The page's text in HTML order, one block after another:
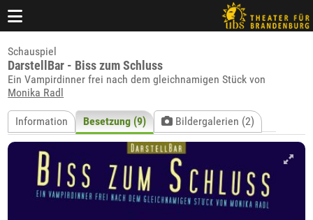
Schauspiel
DarstellBar - Biss zum Schluss
Ein Vampirdinner frei nach dem gleichnamigen Stück von
Monika Radl
Information Besetzung (9) Bildergalerien (2)